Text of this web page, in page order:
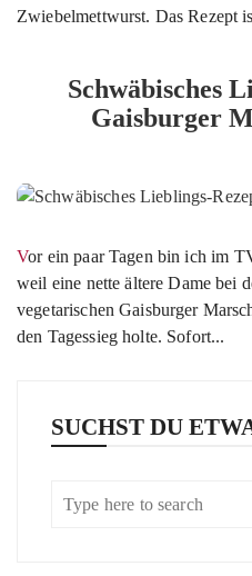
Zwiebelmettwurst. Das Rezept
Schwäbisches
Gaisburger
Vor ein paar Tagen bin ich im TV-Programm hängen geblieben,
weil eine nette ältere Dame bei
vegetarischen Gaisburger
den Tagessieg holte. Sofort...
SUCHST DU